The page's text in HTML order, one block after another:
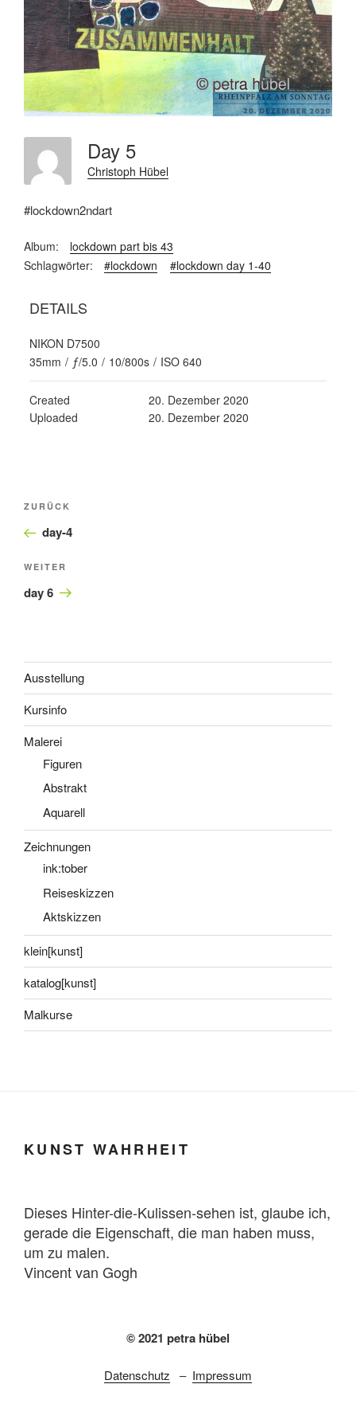
Day 5
Christoph Hübel
#lockdown2ndart
Album:
lockdown part bis 43
Schlagwörter:
#lockdown #lockdown day 1-40
DETAILS
NIKON D7500
35mm / ƒ/5.0 / 10/800s / ISO 640
Created
20. Dezember 2020
Uploaded
20. Dezember 2020
Beitragsnavigation
Vorheriger
Beitrag
ZURÜCK
day-4
Nächster
Beitrag
WEITER
day 6
Ausstellung
Kursinfo
Malerei
Figuren
Abstrakt
Aquarell
Zeichnungen
ink:tober
Reiseskizzen
Aktskizzen
klein[kunst]
katalog[kunst]
Malkurse
KUNST WAHRHEIT
Dieses Hinter-die-Kulissen-sehen ist, glaube ich,
gerade die Eigenschaft, die man haben muss,
um zu malen.
Vincent van Gogh
© 2021 petra hübel
Datenschutz – Impressum